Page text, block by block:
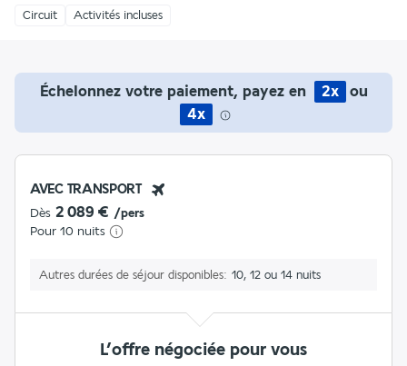
Circuit Activités incluses
Échelonnez votre paiement, payez en 2x
ou
4x
AVEC TRANSPORT
Dès 2 089 € /pers
Pour 10 nuits
Autres durées de séjour disponibles 10, 12 ou 14 nuits
L’offre négociée pour vous